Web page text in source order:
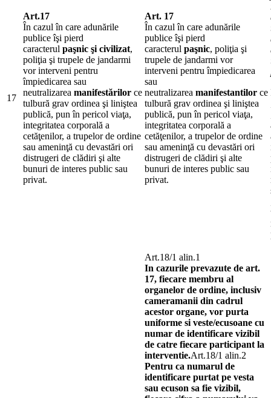
17
Art.17
În cazul în care adunările
publice îşi pierd
caracterul paşnic şi civilizat,
poliţia şi trupele de jandarmi
vor interveni pentru
împiedicarea sau
neutralizarea manifestărilor ce
tulbură grav ordinea şi liniştea
publică, pun în pericol viaţa,
integritatea corporală a
cetăţenilor, a trupelor de ordine
sau ameninţă cu devastări ori
distrugeri de clădiri şi alte
bunuri de interes public sau
privat.
Art. 17
În cazul în care adunările
publice îşi pierd
caracterul paşnic, poliţia şi
trupele de jandarmi vor
interveni pentru împiedicarea
sau
neutralizarea manifestantilor ce
tulbură grav ordinea şi liniştea
publică, pun în pericol viaţa,
integritatea corporală a
cetăţenilor, a trupelor de ordine
sau ameninţă cu devastări ori
distrugeri de clădiri şi alte
bunuri de interes public sau
privat.
Art.18/1 alin.1
In cazurile prevazute de art.
17, fiecare membru al
organelor de ordine, inclusiv
cameramanii din cadrul
acestor organe, vor purta
uniforme si veste/ecusoane cu
numar de identificare vizibil
de catre fiecare participant la
interventie.Art.18/1 alin.2
Pentru ca numarul de
identificare purtat pe vesta
sau ecuson sa fie vizibil,